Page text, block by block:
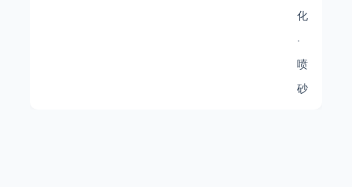
化
·
喷
砂